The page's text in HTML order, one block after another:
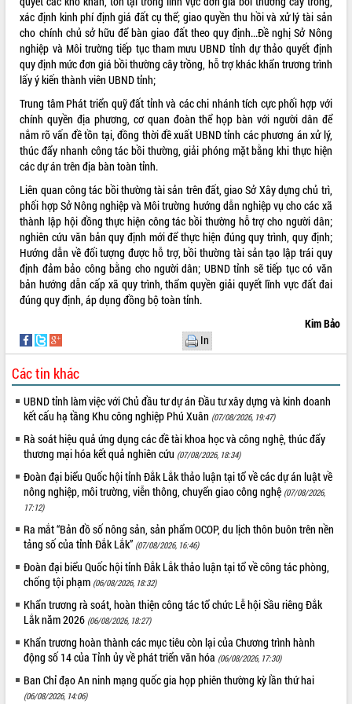
Xây dựng nông thôn mới: Nâng cao đời
sống người dân từ những mô hình thiết
thực
Quyết liệt tháo gỡ vướng mắc, đẩy
nhanh tiến độ các dự án trọng điểm
trong Khu kinh tế Nam Phú Yên
Hòn Yến phát triển du lịch gắn với bảo
tồn biển
Lấy ý kiến điều chỉnh Quy hoạch tỉnh
Đắk Lắk thời kỳ 2021-2030, tầm nhìn
đến năm 2050
Phát động chiến dịch 30 ngày đêm
giải phóng mặt bằng Tuyến đường bộ
ven biển
Đắk Lắk nỗ lực thúc đẩy tăng trưởng
kinh tế từ 10% trở lên trong Quý
II/2026
Đắk Lắk ký kết thỏa thuận hợp tác về
chuyển đổi số giai đoạn 2026 – 2030
Việt Nam
Đắk Lắk về phát triển nhân lực y tế
cho trạm y tế cấp xã
Du lịch Đắk Lắk nâng tầm trải nghiệm
liệu và Bản đồ số
Tập huấn ứng dụng trí tuệ nhân tạo (AI)
trong thương mại điện tử năm 2026
Đoàn đại biểu Quốc hội tỉnh Đắk Lắk
trao đổi thông tin trước Kỳ họp thứ
nhất, Quốc hội khóa XVI
Quyết liệt cải cách hành chính, khơi
thông nguồn lực phát triển
Nâng cao hiệu lực, hiệu quả HĐND
tỉnh thông qua hiện đại hóa hành chính
Xã Ea Phê gắn cải cách hành chính với
chuyển đổi số
Phó Chủ tịch Thường trực UBND tỉnh
Hồ Thị Nguyên Thảo làm việc tại Trung
tâm Phục vụ hành chính công xã Ea
xác định kinh phí định giá đất cụ thể; giao quyền thu hồi và xử lý tài sản
cho chính chủ sở hữu để bàn giao đất theo quy định...Đề nghị Sở Nông
nghiệp và Môi trường tiếp tục tham mưu UBND tỉnh dự thảo quyết định
quy định mức đơn giá bồi thường cây trồng, hỗ trợ khác khẩn trương trình
lấy ý kiến thành viên UBND tỉnh;
Trung tâm Phát triển quỹ đất tỉnh và các chi nhánh tích cực phối hợp với
chính quyền địa phương, cơ quan đoàn thể họp bàn với người dân để
nắm rõ vấn đề tồn tại, đồng thời đề xuất UBND tỉnh các phương án xử lý,
thúc đẩy nhanh công tác bồi thường, giải phóng mặt bằng khi thực hiện
các dự án trên địa bàn toàn tỉnh.
Liên quan công tác bồi thường tài sản trên đất, giao Sở Xây dựng chủ trì,
phối hợp Sở Nông nghiệp và Môi trường hướng dẫn nghiệp vụ cho các xã
thành lập hội đồng thực hiện công tác bồi thường hỗ trợ cho người dân;
nghiên cứu văn bản quy định mới để thực hiện đúng quy trình, quy định;
Hướng dẫn về đối tượng được hỗ trợ, bồi thường tài sản tạo lập trái quy
định đảm bảo công bằng cho người dân; UBND tỉnh sẽ tiếp tục có văn
bản hướng dẫn cấp xã quy trình, thẩm quyền giải quyết lĩnh vực đất đai
đúng quy định, áp dụng đồng bộ toàn tỉnh.
Kim Bảo
In
Các tin khác
UBND tỉnh làm việc với Chủ đầu tư dự án Đầu tư xây dựng và kinh doanh
kết cấu hạ tầng Khu công nghiệp Phú Xuân (07/08/2026, 19:47)
Rà soát hiệu quả ứng dụng các đề tài khoa học và công nghệ, thúc đẩy
thương mại hóa kết quả nghiên cứu (07/08/2026, 18:34)
Đoàn đại biểu Quốc hội tỉnh Đắk Lắk thảo luận tại tổ về các dự án luật về
nông nghiệp, môi trường, viễn thông, chuyển giao công nghệ (07/08/2026,
17:12)
Ra mắt “Bản đồ số nông sản, sản phẩm OCOP, du lịch thôn buôn trên nền
tảng số của tỉnh Đắk Lắk” (07/08/2026, 16:46)
Đoàn đại biểu Quốc hội tỉnh Đắk Lắk thảo luận tại tổ về công tác phòng,
chống tội phạm (06/08/2026, 18:32)
Khẩn trương rà soát, hoàn thiện công tác tổ chức Lễ hội Sầu riêng Đắk
Lắk năm 2026 (06/08/2026, 18:27)
Khẩn trương hoàn thành các mục tiêu còn lại của Chương trình hành
động số 14 của Tỉnh ủy về phát triển văn hóa (06/08/2026, 17:30)
Ban Chỉ đạo An ninh mạng quốc gia họp phiên thường kỳ lần thứ hai
(06/08/2026, 14:06)